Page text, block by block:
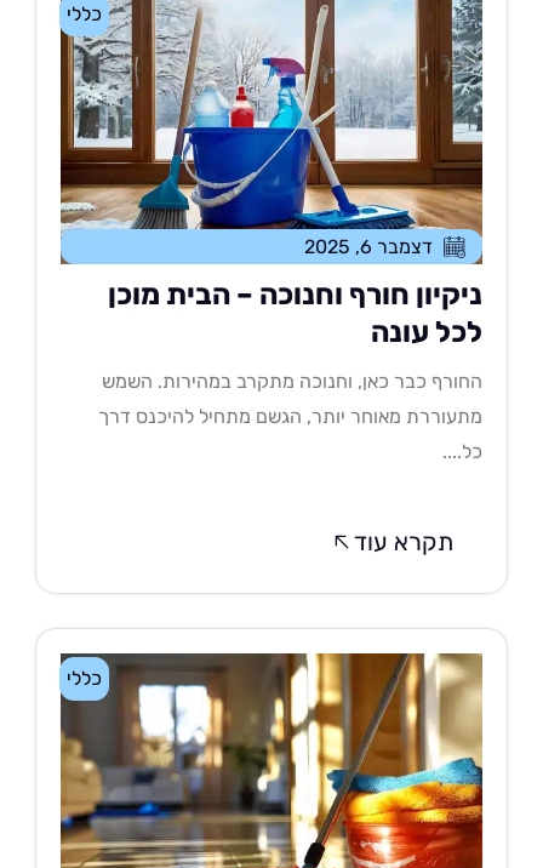
כללי
דצמבר 6, 2025
חורף וחנוכה – הבית מוכן
עונה
כבר כאן, וחנוכה מתקרב במהירות. השמש
מאוחר יותר, הגשם מתחיל להיכנס דרך
תקרא עוד
כללי